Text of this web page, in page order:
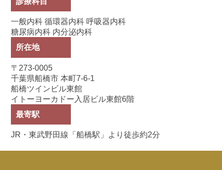
一般内科 循環器内科 呼吸器内科
糖尿病内科 内分泌内科
所在地
〒273-0005
千葉県船橋市 本町7-6-1
船橋ツインビル東館
イトーヨーカドー入居ビル東館6階
最寄駅
JR・東武野田線「船橋駅」より徒歩約2分